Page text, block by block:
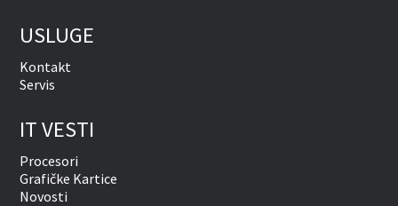
USLUGE
Kontakt
Servis
IT VESTI
Procesori
Grafičke Kartice
Novosti